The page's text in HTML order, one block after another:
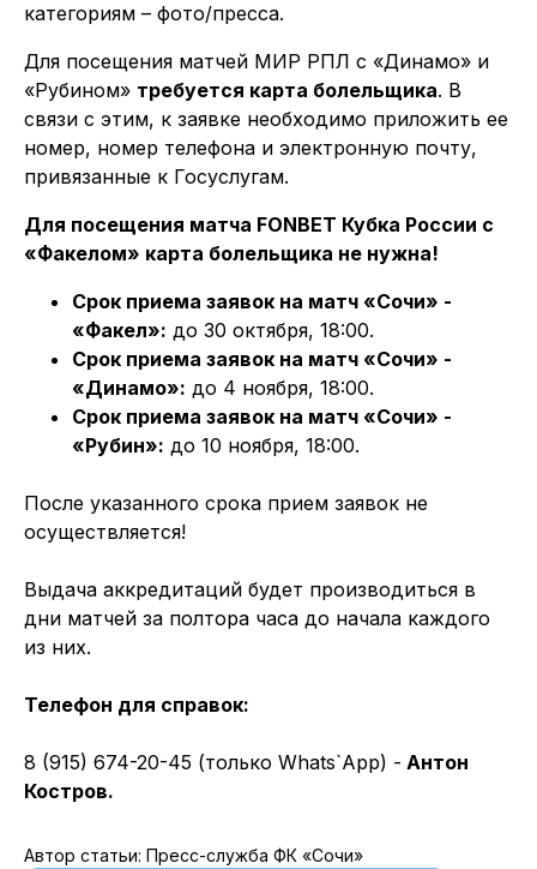
категориям – фото/пресса.
Для посещения матчей МИР РПЛ с «Динамо» и
«Рубином» требуется карта болельщика. В
связи с этим, к заявке необходимо приложить ее
номер, номер телефона и электронную почту,
привязанные к Госуслугам.
Для посещения матча FONBET Кубка России с
«Факелом» карта болельщика не нужна!
Срок приема заявок на матч «Сочи» -
«Факел»: до 30 октября, 18:00.
Срок приема заявок на матч «Сочи» -
«Динамо»: до 4 ноября, 18:00.
Срок приема заявок на матч «Сочи» -
«Рубин»: до 10 ноября, 18:00.
После указанного срока прием заявок не
осуществляется!
Выдача аккредитаций будет производиться в
дни матчей за полтора часа до начала каждого
из них.
Телефон для справок:
8 (915) 674-20-45 (только Whats`App) - Антон
Костров.
Автор статьи: Пресс-служба ФК «Сочи»